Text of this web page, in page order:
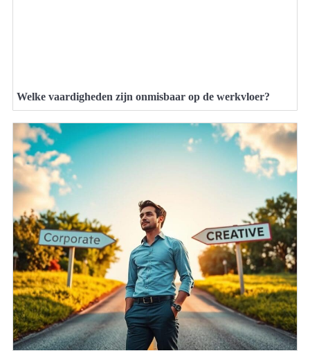
Welke vaardigheden zijn onmisbaar op de werkvloer?